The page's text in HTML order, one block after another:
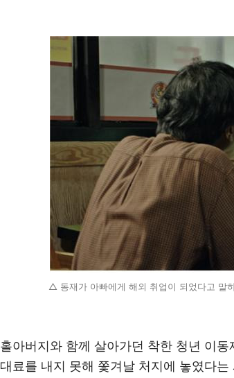
△ 동재가 아빠에게 해외 취업이 되었다고
홀아버지와 함께 살아가던 착한 청년 이동
대료를 내지 못해 쫓겨날 처지에 놓였다는